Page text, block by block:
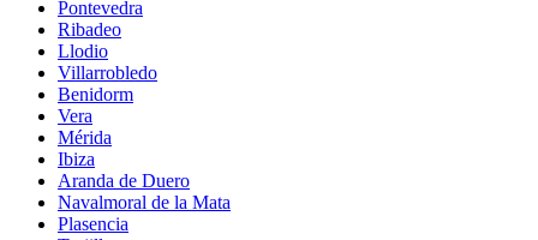
Pontevedra
Ribadeo
Llodio
Villarrobledo
Benidorm
Vera
Mérida
Ibiza
Aranda de Duero
Navalmoral de la Mata
Plasencia